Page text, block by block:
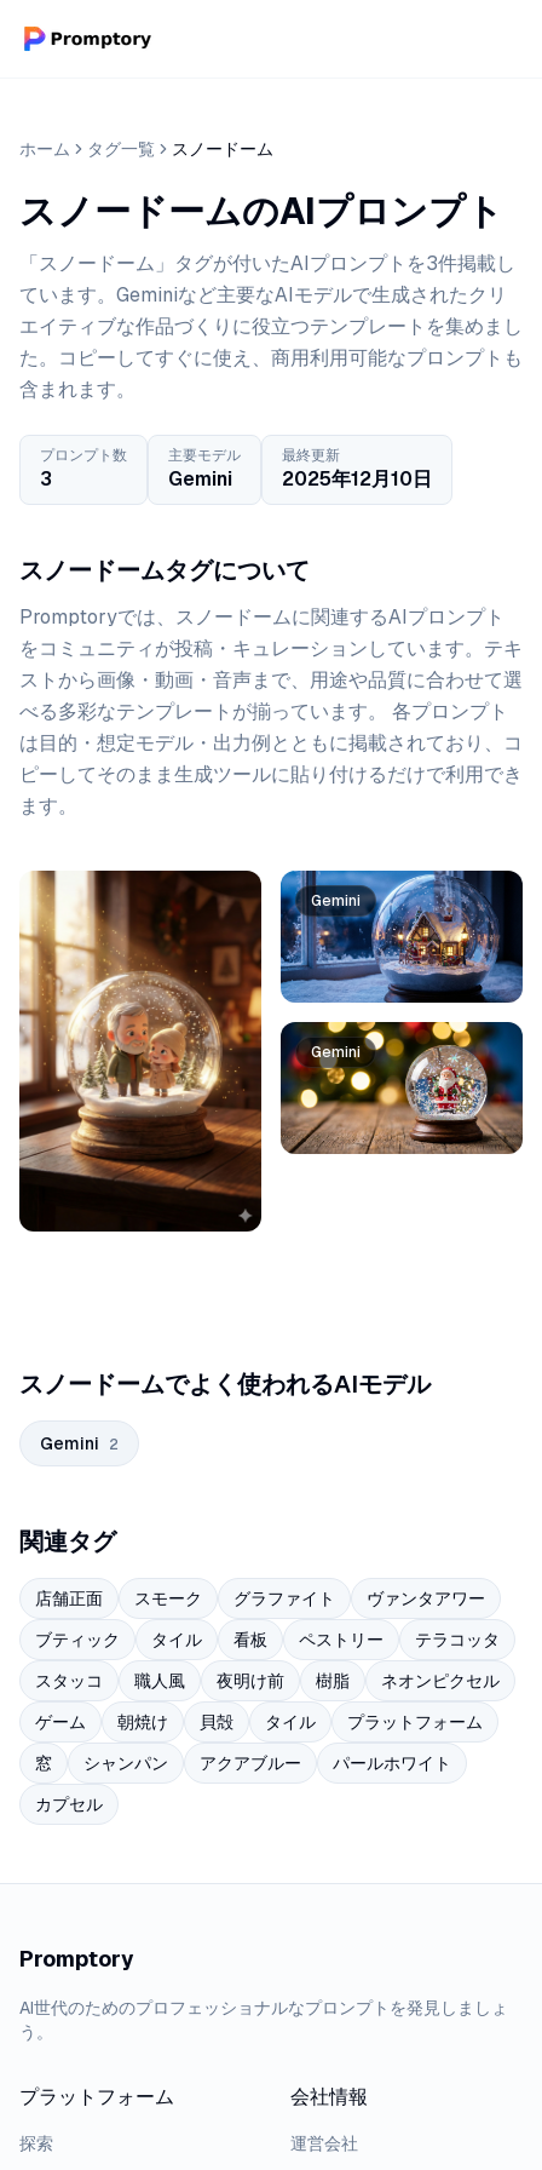
ホーム タグ一覧 スノードーム
スノードームのAIプロンプト
「スノードーム」タグが付いたAIプロンプトを3件掲載し
ています。Geminiなど主要なAIモデルで生成されたクリ
エイティブな作品づくりに役立つテンプレートを集めまし
た。コピーしてすぐに使え、商用利用可能なプロンプトも
含まれます。
プロンプト数
3
主要モデル
Gemini
最終更新
2025年12月10日
スノードームタグについて
Promptoryでは、 スノードームに関連するAIプロンプト
をコミュニティが投稿・キュレーションしています。 テキ
ストから画像・動画・音声まで、用途や品質に合わせて選
べる多彩なテンプレートが揃っています。 各プロンプト
は目的・想定モデル・出力例とともに掲載されており、コ
ピーしてそのまま生成ツールに貼り付けるだけで利用でき
ます。
プロンプト一覧
Gemini
Gemini
スノードームでよく使われるAIモデル
Gemini 2
関連タグ
店舗正面 スモーク グラファイト
ヴァンタアワー
ブティック
タイル 看板 ペストリー
テラコッタ
スタッコ
職人風 夜明け前 樹脂
ネオンピクセル
ゲーム
朝焼け 貝殻 タイル
プラットフォーム
窓
シャンパン アクアブルー
パールホワイト
カプセル
Promptory
AI世代のためのプロフェッショナルなプロンプトを発見しましょ
う。
プラットフォーム
探索
会社情報
運営会社